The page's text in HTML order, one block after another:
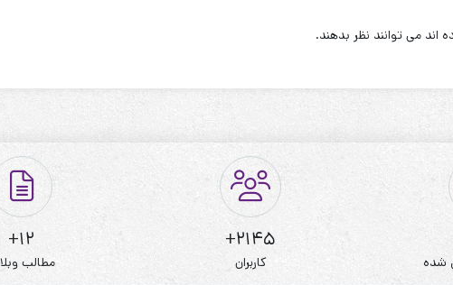
می توانند نظر بدهند.
شده
2145+
کاربران
12+
مطالب